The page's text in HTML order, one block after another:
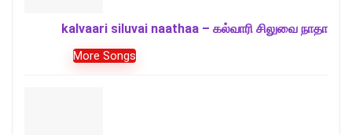
kalvaari siluvai naathaa – கல்வாரி சிலுவை நாதா
More Songs